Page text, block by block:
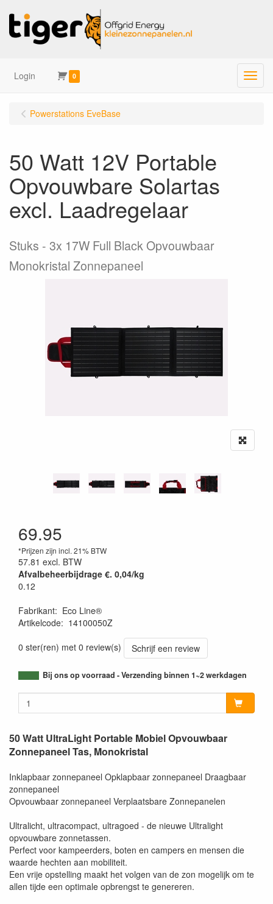
Login 0 Menu
Powerstations EveBase
50 Watt 12V Portable
Opvouwbare Solartas
excl. Laadregelaar
Stuks
3x 17W Full Black Opvouwbaar
Monokristal Zonnepaneel
69.95
*Prijzen zijn incl. 21% BTW
57.81 excl. BTW
Afvalbeheerbijdrage €. 0,04/kg
0.12
Fabrikant: Eco Line®
Artikelcode: 14100050Z
0 ster(ren) met 0 review(s)
Schrijf een review
Bij ons op voorraad - Verzending binnen 1~2 werkdagen
50 Watt UltraLight Portable Mobiel Opvouwbaar
Zonnepaneel Tas, Monokristal
Inklapbaar zonnepaneel Opklapbaar zonnepaneel Draagbaar
zonnepaneel
Opvouwbaar zonnepaneel Verplaatsbare Zonnepanelen
Ultralicht, ultracompact, ultragoed - de nieuwe Ultralight
opvouwbare zonnetassen.
Perfect voor kampeerders, boten en campers en mensen die
waarde hechten aan mobiliteit.
Een vrije opstelling maakt het volgen van de zon mogelijk om te
allen tijde een optimale opbrengst te genereren.